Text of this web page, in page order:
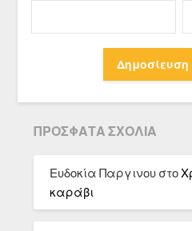
ΠΡΌΣΦΑΤΑ ΣΧΌΛΙΑ
Ευδοκία Παργινου στο
καράβι